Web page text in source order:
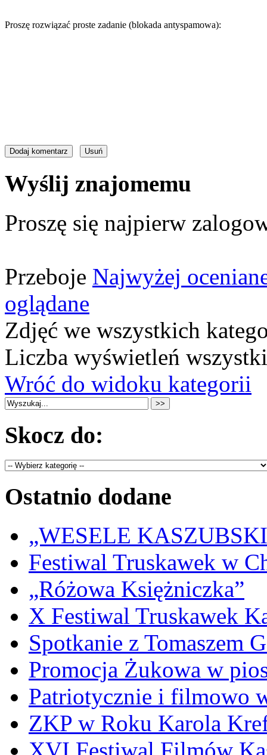
Proszę rozwiązać proste zadanie (blokada antyspamowa):
Wyślij znajomemu
Proszę się najpierw
Przeboje Najwyżej
oglądane
Zdjęć we wszystkich
Liczba wyświetleń
Wróć do widoku kategorii
Skocz do:
Ostatnio dodane
„WESELE
Festiwal Truskawek w
„Różowa Księżniczka”
X Festiwal Truskawek
Spotkanie z Tomaszem
Promocja Żukowa w
Patriotycznie i filmowo
ZKP w Roku Karola